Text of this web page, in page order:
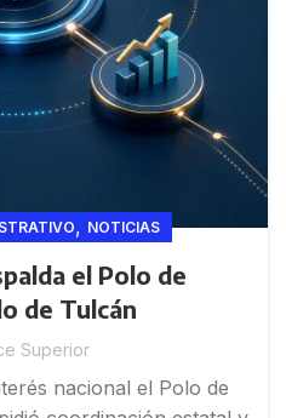
, NOTICIAS
el Polo de
de Tulcán
Superior
nacional el Polo de